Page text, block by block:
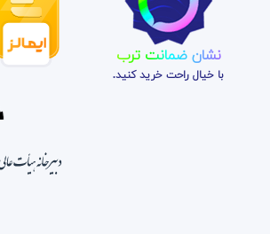
نشان ضمانت ترب
با خیال راحت خرید کنید.